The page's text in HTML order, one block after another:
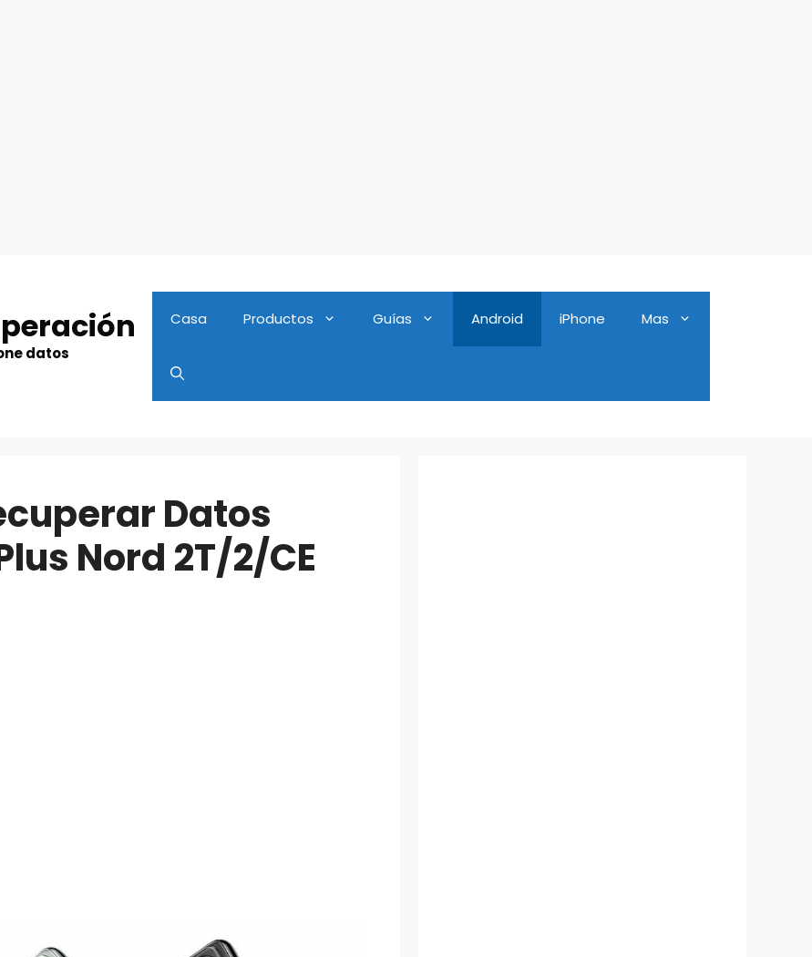
datos
Casa Productos Guías Android iPhone Mas
Datos
Nord 2T/2/CE